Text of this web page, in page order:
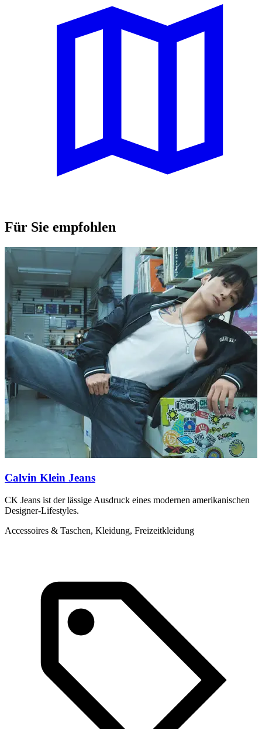
Für Sie empfohlen
Calvin Klein Jeans
CK Jeans ist der lässige Ausdruck eines modernen amerikanischen
Designer-Lifestyles.
Accessoires & Taschen, Kleidung, Freizeitkleidung